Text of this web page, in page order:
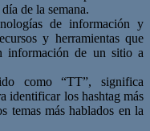
de la semana.
de información y
y herramientas que
información de un sitio a
como “TT”, significa
identificar los hashtag más
temas más hablados en la